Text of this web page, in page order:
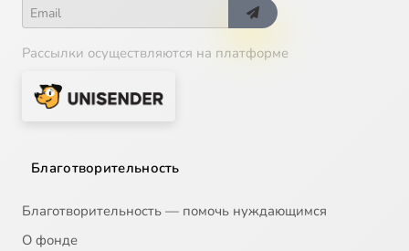
Рассылки осуществляются на платформе
Благотворительность
Благотворительность — помочь нуждающимся
О фонде